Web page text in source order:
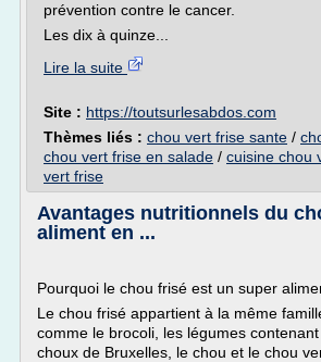
prévention contre le cancer.
Les dix à quinze...
Lire la suite
Site : https://toutsurlesabdos.com
Thèmes liés : chou vert frise sante /
chou vert frise en salade / cuisine chou
vert frise
Avantages nutritionnels du
aliment en ...
Pourquoi le chou frisé est un super
Le chou frisé appartient à la même
comme le brocoli, les légumes
choux de Bruxelles, le chou et le chou